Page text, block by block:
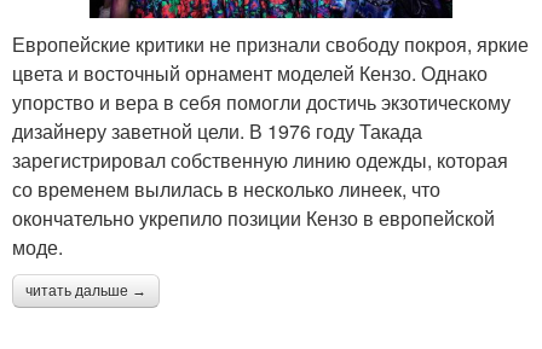
Европейские критики не признали свободу покроя, яркие
цвета и восточный орнамент моделей Кензо. Однако
упорство и вера в себя помогли достичь экзотическому
дизайнеру заветной цели. В 1976 году Такада
зарегистрировал собственную линию одежды, которая
со временем вылилась в несколько линеек, что
окончательно укрепило позиции Кензо в европейской
моде.
читать дальше →